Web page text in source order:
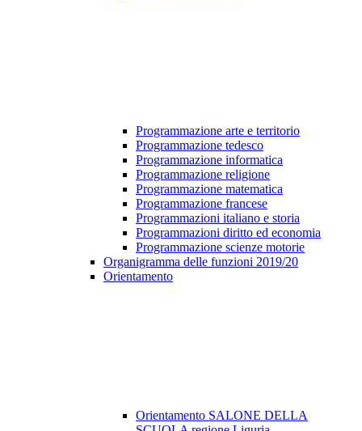
Programmazione arte e territorio
Programmazione tedesco
Programmazione informatica
Programmazione religione
Programmazione matematica
Programmazione francese
Programmazioni italiano e storia
Programmazioni diritto ed economia
Programmazione scienze motorie
Organigramma delle funzioni 2019/20
Orientamento
Orientamento SALONE DELLA